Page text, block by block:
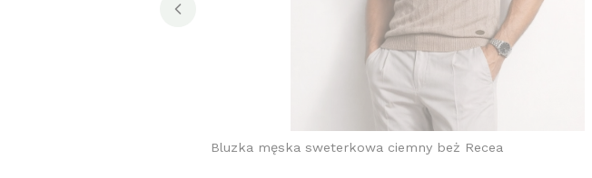
Bluzka męska sweterkowa ciemny beż Recea